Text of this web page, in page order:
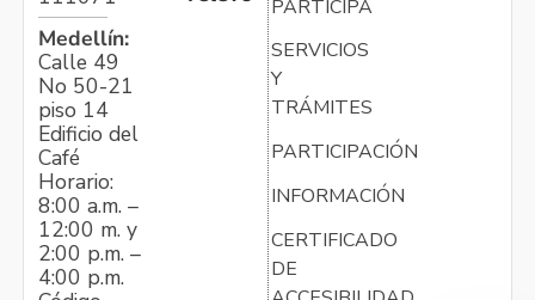
Medellín:
Calle 49
No 50-21
piso 14
Edificio del
Café
Horario:
8:00 a.m. –
12:00 m. y
2:00 p.m. –
4:00 p.m.
PARTICIPA
SERVICIOS
Y
TRÁMITES
PARTICIPACIÓN
INFORMACIÓN
CERTIFICADO
DE